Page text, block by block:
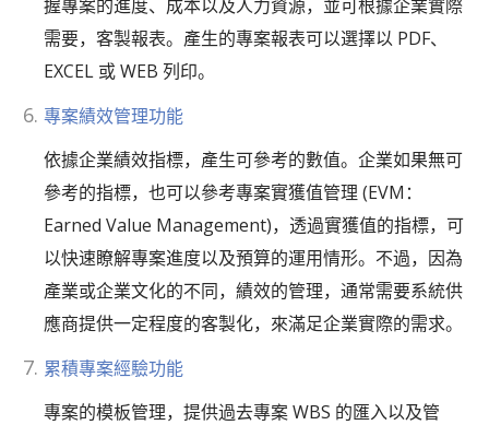
握專案的進度、成本以及人力資源，並可根據企業實際
需要，客製報表。產生的專案報表可以選擇以 PDF、
EXCEL 或 WEB 列印。
專案績效管理功能
依據企業績效指標，產生可參考的數值。企業如果無可
參考的指標，也可以參考專案實獲值管理 (EVM：
Earned Value Management)，透過實獲值的指標，可
以快速瞭解專案進度以及預算的運用情形。不過，因為
產業或企業文化的不同，績效的管理，通常需要系統供
應商提供一定程度的客製化，來滿足企業實際的需求。
累積專案經驗功能
專案的模板管理，提供過去專案 WBS 的匯入以及管